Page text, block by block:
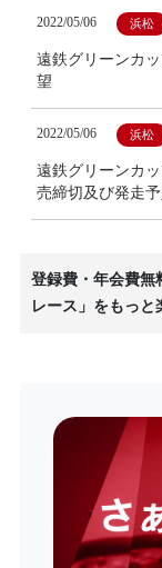
2022/05/06 浜松
遠鉄グリーンカ
望
2022/05/06 浜松
遠鉄グリーンカ
売締切及び発走
登録費・年会費無
レース」をもっと